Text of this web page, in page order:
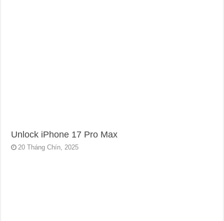
Unlock iPhone 17 Pro Max
20 Tháng Chín, 2025